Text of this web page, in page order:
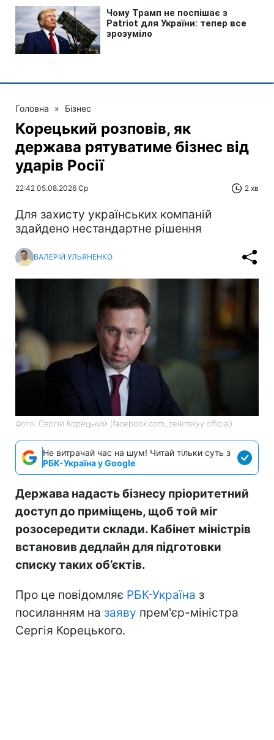
Головна » Бізнес
Корецький розповів, як
держава рятуватиме бізнес від
ударів Росії
22:42 05.08.2026 Ср 2 хв
Для захисту українських компаній
здайдено нестандартне рішення
ВАЛЕРІЙ УЛЬЯНЕНКО
Фото: Сергій Корецький (facebook.com_zelenskyy.official)
Не витрачай час на шум! Читай тільки суть з
РБК-Україна у Google
Держава надасть бізнесу пріоритетний
доступ до приміщень, щоб той міг
розосередити склади. Кабінет міністрів
встановив дедлайн для підготовки
списку таких об’єктів.
Про це повідомляє РБК-Україна з
посиланням на заяву прем'єр-міністра
Сергія Корецького.